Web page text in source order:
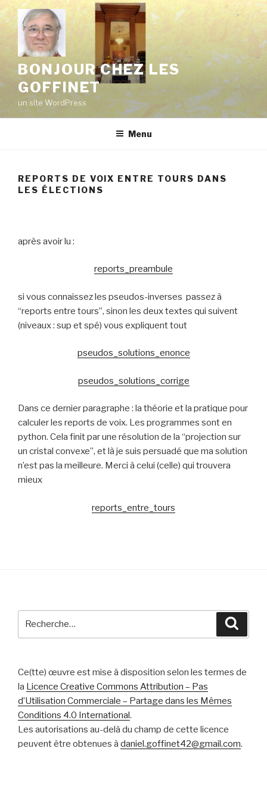
Aller
au
contenu
principal
BONJOUR CHEZ LES
GOFFINET
un site WordPress
Menu
REPORTS DE VOIX ENTRE TOURS DANS
LES ÉLECTIONS
après avoir lu :
reports_preambule
si vous connaissez les pseudos-inverses passez à
“reports entre tours”, sinon les deux textes qui suivent
(niveaux : sup et spé) vous expliquent tout
pseudos_solutions_enonce
pseudos_solutions_corrige
Dans ce dernier paragraphe : la théorie et la pratique pour
calculer les reports de voix. Les programmes sont en
python. Cela finit par une résolution de la “projection sur
un cristal convexe”, et là je suis persuadé que ma solution
n’est pas la meilleure. Merci à celui (celle) qui trouvera
mieux
reports_entre_tours
Ce(tte) œuvre est mise à disposition selon les termes de
la Licence Creative Commons Attribution – Pas
d’Utilisation Commerciale – Partage dans les Mêmes
Conditions 4.0 International.
Les autorisations au-delà du champ de cette licence
peuvent être obtenues à daniel.goffinet42@gmail.com.